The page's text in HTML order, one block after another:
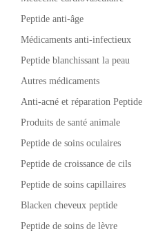
Peptide anti-âge
Médicaments anti-infectieux
Peptide blanchissant la peau
Autres médicaments
Anti-acné et réparation Peptide
Produits de santé animale
Peptide de soins oculaires
Peptide de croissance de cils
Peptide de soins capillaires
Blacken cheveux peptide
Peptide de soins de lèvre